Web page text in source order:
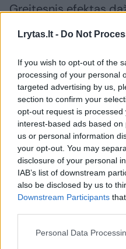
Lrytas.lt - Do Not
If you wish to opt-out of the
processing of your personal
targeted advertising by us,
section to confirm your
opt-out request is
interest-based ads based
us or personal information
your opt-out. You may
disclosure of your personal
IAB’s list of downstream
also be disclosed by us to
Downstream Participants
Personal Data
Greitesnis efektas
vartojant
sukramtyti ar
kalcio druskomis
Stipresniuose
siurblių inhibitorių
omeprazolio,
lansoprazolio ar
medžiagomis,
vaistus būtina
vaistininku“, –